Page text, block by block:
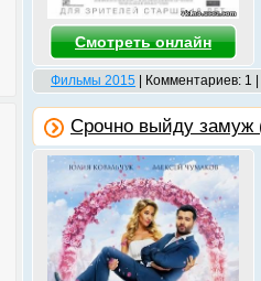
Смотреть онлайн
Фильмы 2015 | Комментариев: 1
Срочно выйду замуж